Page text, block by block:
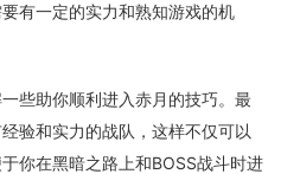
有一定的实力和熟知游戏的机
些助你顺利进入赤月的技巧。最
验和实力的战队，这样不仅可以
你在黑暗之路上和BOSS战斗时进